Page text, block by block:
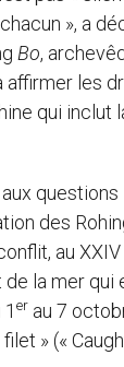
», a
Bo,
affirmer les
qui inclut
questions
des
au XXIV
de la mer qui
er au 7
» («